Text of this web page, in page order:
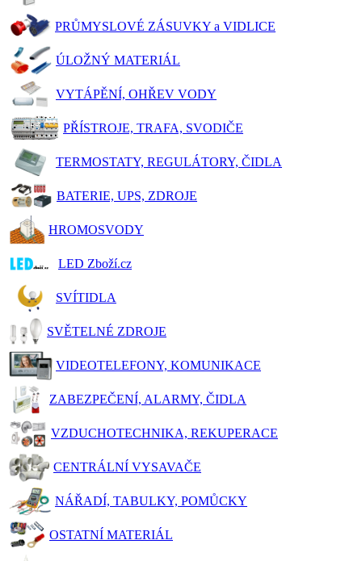
PRŮMYSLOVÉ ZÁSUVKY a VIDLICE
ÚLOŽNÝ MATERIÁL
VYTÁPĚNÍ, OHŘEV VODY
PŘÍSTROJE, TRAFA, SVODIČE
TERMOSTATY, REGULÁTORY, ČIDLA
BATERIE, UPS, ZDROJE
HROMOSVODY
LED Zboží.cz
SVÍTIDLA
SVĚTELNÉ ZDROJE
VIDEOTELEFONY, KOMUNIKACE
ZABEZPEČENÍ, ALARMY, ČIDLA
VZDUCHOTECHNIKA, REKUPERACE
CENTRÁLNÍ VYSAVAČE
NÁŘADÍ, TABULKY, POMŮCKY
OSTATNÍ MATERIÁL